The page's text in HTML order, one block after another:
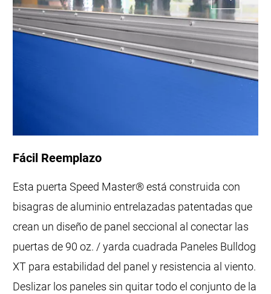
Fácil Reemplazo
Esta puerta Speed ​​Master® está construida con
bisagras de aluminio entrelazadas patentadas que
crean un diseño de panel seccional al conectar las
puertas de 90 oz. / yarda cuadrada Paneles Bulldog
XT para estabilidad del panel y resistencia al viento.
Deslizar los paneles sin quitar todo el conjunto de la